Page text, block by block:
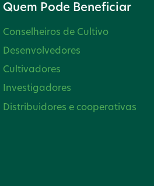
Quem Pode Beneficiar
Conselheiros de Cultivo
Desenvolvedores
Cultivadores
Investigadores
Distribuidores e cooperativas